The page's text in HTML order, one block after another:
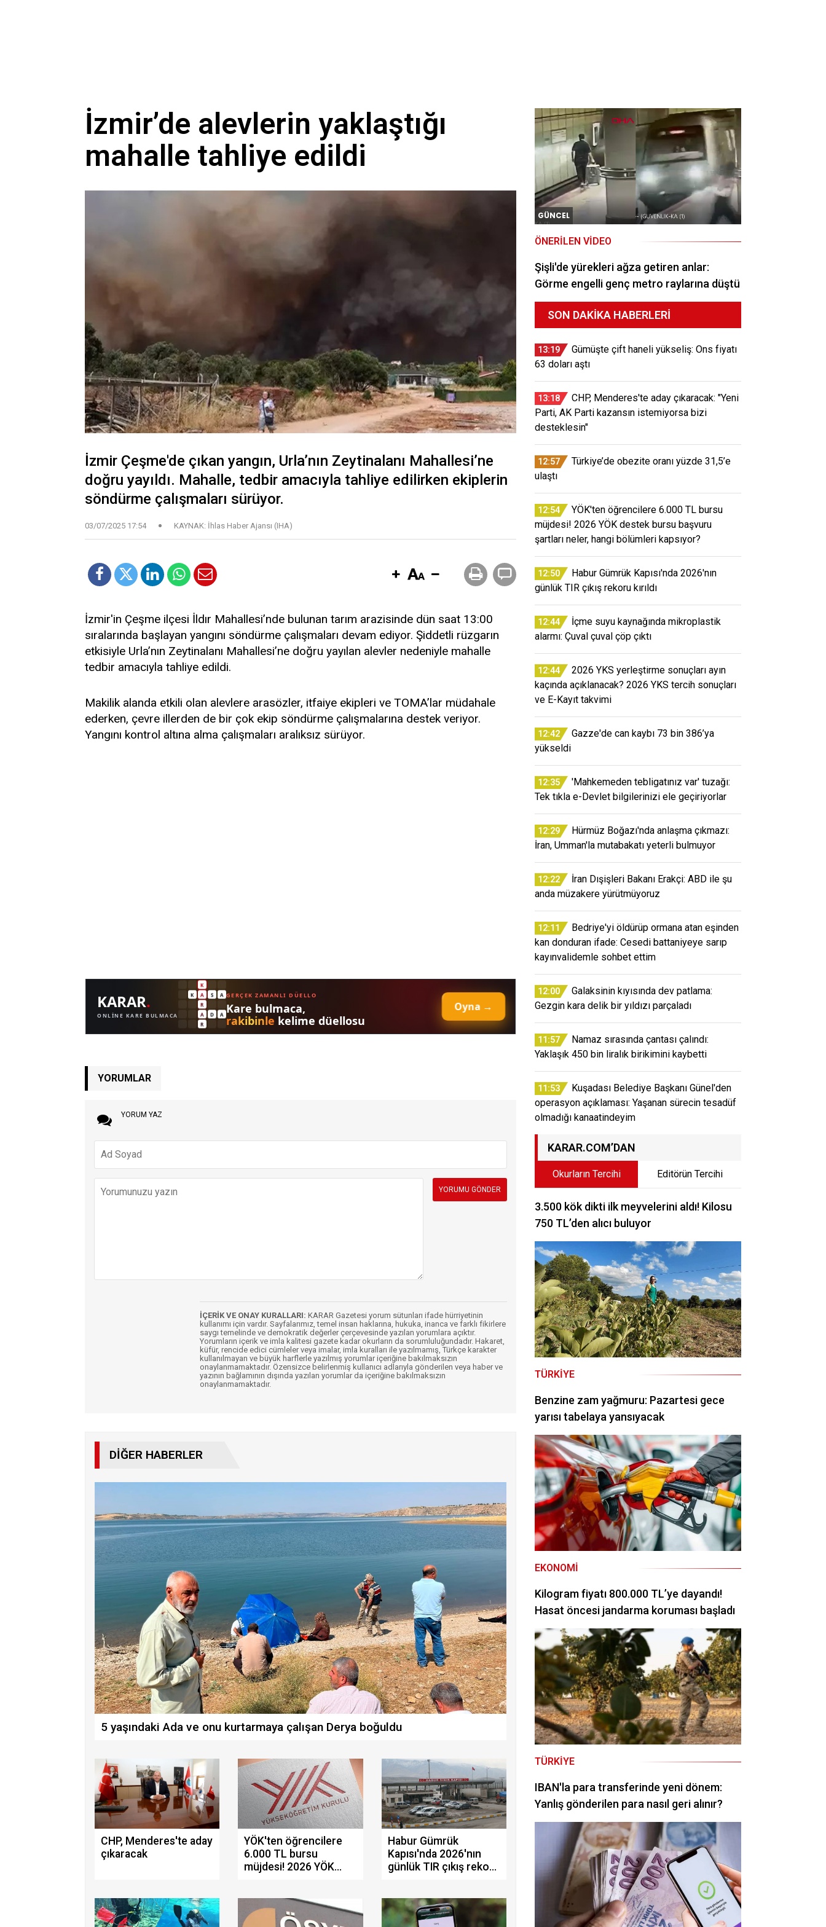
İzmir’de alevlerin yaklaştığı
mahalle tahliye edildi
İzmir Çeşme'de çıkan yangın, Urla’nın Zeytinalanı Mahallesi’ne
doğru yayıldı. Mahalle, tedbir amacıyla tahliye edilirken ekiplerin
söndürme çalışmaları sürüyor.
03/07/2025 17:54 KAYNAK: İhlas Haber Ajansı (IHA)
İzmir'in Çeşme ilçesi İldır Mahallesi’nde bulunan tarım arazisinde dün saat 13:00
sıralarında başlayan yangını söndürme çalışmaları devam ediyor. Şiddetli rüzgarın
etkisiyle Urla’nın Zeytinalanı Mahallesi’ne doğru yayılan alevler nedeniyle mahalle
tedbir amacıyla tahliye edildi.
Makilik alanda etkili olan alevlere arasözler, itfaiye ekipleri ve TOMA’lar müdahale
ederken, çevre illerden de bir çok ekip söndürme çalışmalarına destek veriyor.
Yangını kontrol altına alma çalışmaları aralıksız sürüyor.
YORUMLAR
YORUM YAZ
İÇERİK VE ONAY KURALLARI: KARAR Gazetesi yorum sütunları ifade hürriyetinin
kullanımı için vardır. Sayfalarımız, temel insan haklarına, hukuka, inanca ve farklı fikirlere
saygı temelinde ve demokratik değerler çerçevesinde yazılan yorumlara açıktır.
Yorumların içerik ve imla kalitesi gazete kadar okurların da sorumluluğundadır. Hakaret,
küfür, rencide edici cümleler veya imalar, imla kuralları ile yazılmamış, Türkçe karakter
kullanılmayan ve büyük harflerle yazılmış yorumlar içeriğine bakılmaksızın
onaylanmamaktadır. Özensizce belirlenmiş kullanıcı adlarıyla gönderilen veya haber ve
yazının bağlamının dışında yazılan yorumlar da içeriğine bakılmaksızın
onaylanmamaktadır.
DIĞER HABERLER
5 yaşındaki Ada ve onu kurtarmaya çalışan Derya boğuldu
CHP, Menderes'te aday
çıkaracak
YÖK'ten öğrencilere
6.000 TL bursu
müjdesi! 2026 YÖK
bölümleri kapsıyor?
Habur Gümrük
Kapısı'nda 2026'nın
günlük TIR çıkış rekoru
GÜNCEL
ÖNERILEN VIDEO
Şişli'de yürekleri ağza getiren anlar:
Görme engelli genç metro raylarına düştü
SON DAKIKA HABERLERI
13:19
Gümüşte çift haneli yükseliş: Ons fiyatı
63 doları aştı
13:18
CHP, Menderes'te aday çıkaracak: "Yeni
Parti, AK Parti kazansın istemiyorsa bizi
desteklesin"
12:57
Türkiye’de obezite oranı yüzde 31,5’e
ulaştı
12:54
YÖK'ten öğrencilere 6.000 TL bursu
müjdesi! 2026 YÖK destek bursu başvuru
şartları neler, hangi bölümleri kapsıyor?
12:50
Habur Gümrük Kapısı'nda 2026'nın
günlük TIR çıkış rekoru kırıldı
12:44
İçme suyu kaynağında mikroplastik
alarmı: Çuval çuval çöp çıktı
12:44
2026 YKS yerleştirme sonuçları ayın
kaçında açıklanacak? 2026 YKS tercih sonuçları
ve E-Kayıt takvimi
12:42
Gazze'de can kaybı 73 bin 386’ya
yükseldi
12:35
'Mahkemeden tebligatınız var' tuzağı:
Tek tıkla e-Devlet bilgilerinizi ele geçiriyorlar
12:29
Hürmüz Boğazı'nda anlaşma çıkmazı:
İran, Umman'la mutabakatı yeterli bulmuyor
12:22
İran Dışişleri Bakanı Erakçi: ABD ile şu
anda müzakere yürütmüyoruz
12:11
Bedriye'yi öldürüp ormana atan eşinden
kan donduran ifade: Cesedi battaniyeye sarıp
kayınvalidemle sohbet ettim
12:00
Galaksinin kıyısında dev patlama:
Gezgin kara delik bir yıldızı parçaladı
11:57
Namaz sırasında çantası çalındı:
Yaklaşık 450 bin liralık birikimini kaybetti
11:53
Kuşadası Belediye Başkanı Günel'den
operasyon açıklaması: Yaşanan sürecin tesadüf
olmadığı kanaatindeyim
KARAR.COM’DAN
Okurların Tercihi Editörün Tercihi
3.500 kök dikti ilk meyvelerini aldı! Kilosu
750 TL’den alıcı buluyor
TÜRKIYE
Benzine zam yağmuru: Pazartesi gece
yarısı tabelaya yansıyacak
EKONOMI
Kilogram fiyatı 800.000 TL’ye dayandı!
Hasat öncesi jandarma koruması başladı
TÜRKIYE
IBAN'la para transferinde yeni dönem:
Yanlış gönderilen para nasıl geri alınır?